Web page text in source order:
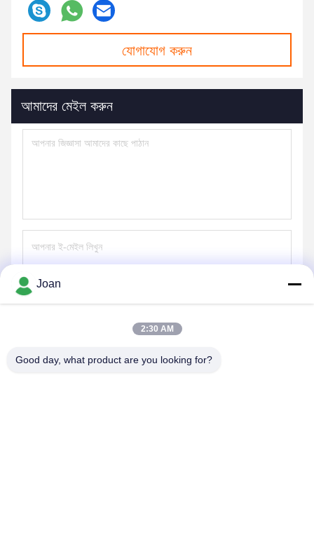
যোগাযোগ করুন
আমাদের মেইল ​​করুন
Joan
2:30 AM
Good day, what product are you looking for?